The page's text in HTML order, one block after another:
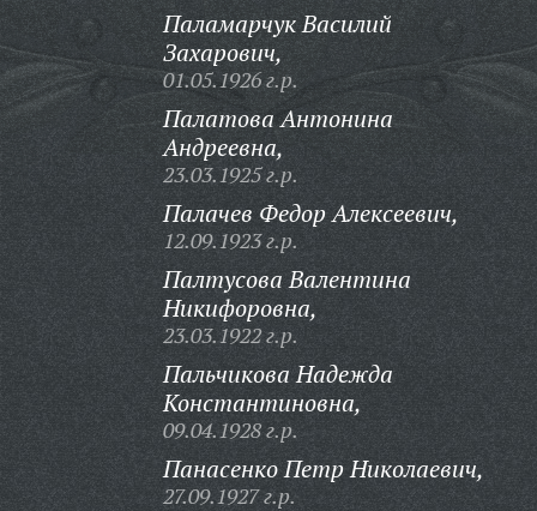
Паламарчук Василий
Захарович,
01.05.1926 г.р.
Палатова Антонина
Андреевна,
23.03.1925 г.р.
Палачев Федор Алексеевич,
12.09.1923 г.р.
Палтусова Валентина
Никифоровна,
23.03.1922 г.р.
Пальчикова Надежда
Константиновна,
09.04.1928 г.р.
Панасенко Петр Николаевич,
27.09.1927 г.р.